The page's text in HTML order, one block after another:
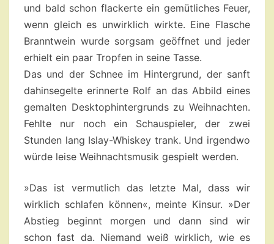
und bald schon flackerte ein gemütliches Feuer,
wenn gleich es unwirklich wirkte. Eine Flasche
Branntwein wurde sorgsam geöffnet und jeder
erhielt ein paar Tropfen in seine Tasse.
Das und der Schnee im Hintergrund, der sanft
dahinsegelte erinnerte Rolf an das Abbild eines
gemalten Desktophintergrunds zu Weihnachten.
Fehlte nur noch ein Schauspieler, der zwei
Stunden lang Islay-Whiskey trank. Und irgendwo
würde leise Weihnachtsmusik gespielt werden.
»Das ist vermutlich das letzte Mal, dass wir
wirklich schlafen können«, meinte Kinsur. »Der
Abstieg beginnt morgen und dann sind wir
schon fast da. Niemand weiß wirklich, wie es